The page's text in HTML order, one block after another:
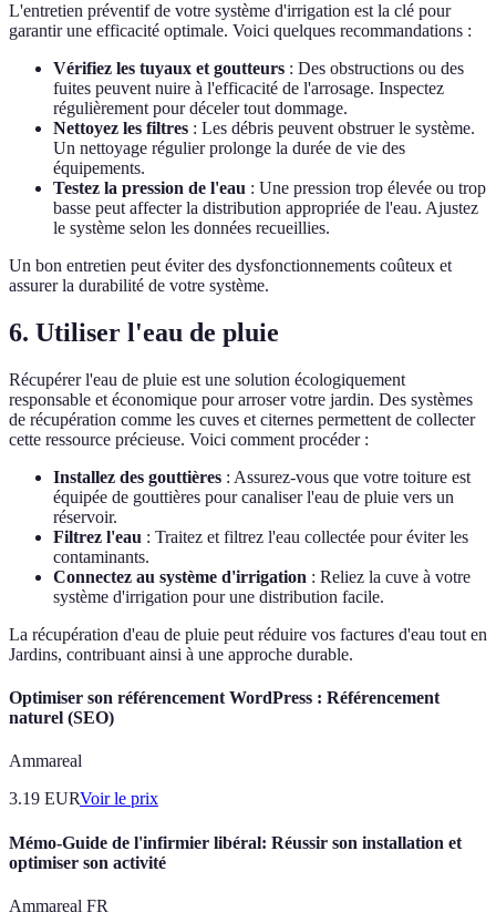
L'entretien préventif de votre système d'irrigation est la clé pour
garantir une efficacité optimale. Voici quelques recommandations :
Vérifiez les tuyaux et goutteurs : Des obstructions ou des
fuites peuvent nuire à l'efficacité de l'arrosage. Inspectez
régulièrement pour déceler tout dommage.
Nettoyez les filtres : Les débris peuvent obstruer le système.
Un nettoyage régulier prolonge la durée de vie des
équipements.
Testez la pression de l'eau : Une pression trop élevée ou trop
basse peut affecter la distribution appropriée de l'eau. Ajustez
le système selon les données recueillies.
Un bon entretien peut éviter des dysfonctionnements coûteux et
assurer la durabilité de votre système.
6. Utiliser l'eau de pluie
Récupérer l'eau de pluie est une solution écologiquement
responsable et économique pour arroser votre jardin. Des systèmes
de récupération comme les cuves et citernes permettent de collecter
cette ressource précieuse. Voici comment procéder :
Installez des gouttières : Assurez-vous que votre toiture est
équipée de gouttières pour canaliser l'eau de pluie vers un
réservoir.
Filtrez l'eau : Traitez et filtrez l'eau collectée pour éviter les
contaminants.
Connectez au système d'irrigation : Reliez la cuve à votre
système d'irrigation pour une distribution facile.
La récupération d'eau de pluie peut réduire vos factures d'eau tout en
Jardins, contribuant ainsi à une approche durable.
Optimiser son référencement WordPress : Référencement
naturel (SEO)
Ammareal
3.19 EURVoir le prix
Mémo-Guide de l'infirmier libéral: Réussir son installation et
optimiser son activité
Ammareal FR